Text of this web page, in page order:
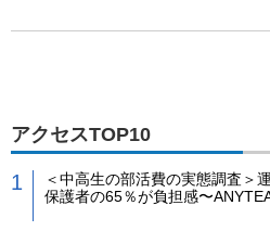
アクセスTOP10
＜中高生の部活費の実態調査＞
保護者の65％が負担感〜